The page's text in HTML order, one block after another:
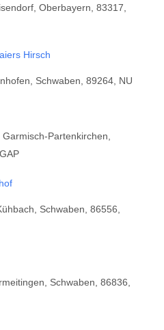
Oberbayern, 83317,
Hirsch
Schwaben, 89264, NU
Partenkirchen,
Schwaben, 86556,
Schwaben, 86836,